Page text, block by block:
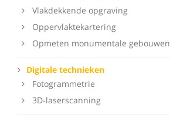
Vlakdekkende opgraving
Oppervlaktekartering
Opmeten monumentale gebouwen
Digitale technieken
Fotogrammetrie
3D-laserscanning